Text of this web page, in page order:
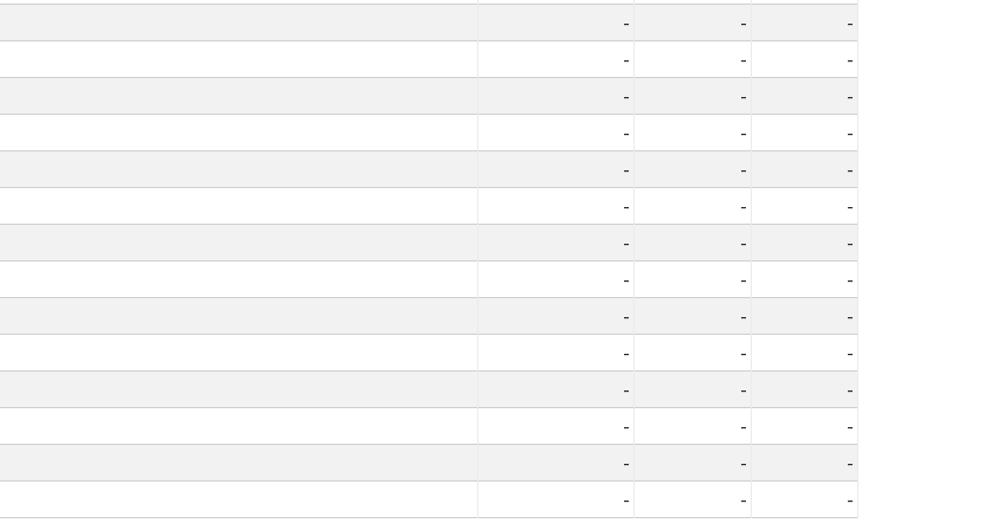
- -
-
- -
-
- -
-
- -
-
- -
-
- -
-
- -
-
- -
-
- -
-
- -
-
- -
-
- -
-
- -
-
- - -